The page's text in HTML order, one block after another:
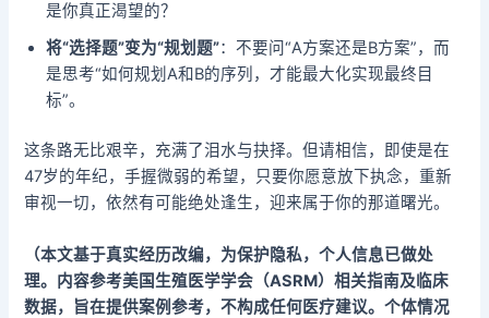
是你真正渴望的？
将“选择题”变为“规划题”：不要问“A方案还是B方案”，而
是思考“如何规划A和B的序列，才能最大化实现最终目
标”。
这条路无比艰辛，充满了泪水与抉择。但请相信，即使是在
47岁的年纪，手握微弱的希望，只要你愿意放下执念，重新
审视一切，依然有可能绝处逢生，迎来属于你的那道曙光。
（本文基于真实经历改编，为保护隐私，个人信息已做处
理。内容参考美国生殖医学学会（ASRM）相关指南及临床
数据，旨在提供案例参考，不构成任何医疗建议。个体情况